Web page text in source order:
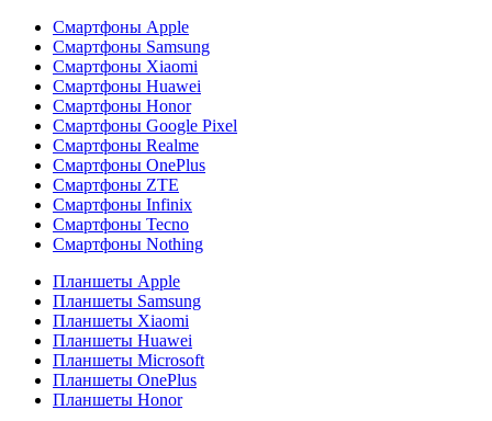
Смартфоны Apple
Смартфоны Samsung
Смартфоны Xiaomi
Смартфоны Huawei
Смартфоны Honor
Смартфоны Google Pixel
Смартфоны Realme
Смартфоны OnePlus
Смартфоны ZTE
Смартфоны Infinix
Смартфоны Tecno
Смартфоны Nothing
Планшеты Apple
Планшеты Samsung
Планшеты Xiaomi
Планшеты Huawei
Планшеты Microsoft
Планшеты OnePlus
Планшеты Honor